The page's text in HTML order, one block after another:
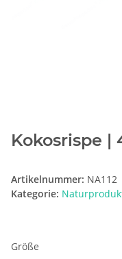
Kokosrispe |
Artikelnummer: NA112
Kategorie:
Größe